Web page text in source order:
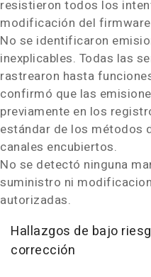
resistieron todos los
modificación del
No se identificaron
inexplicables. Todas las
rastrearon hasta
confirmó que las
previamente en los
estándar de los métodos
canales encubiertos.
No se detectó ninguna
suministro ni
autorizadas.
Hallazgos de bajo
corrección